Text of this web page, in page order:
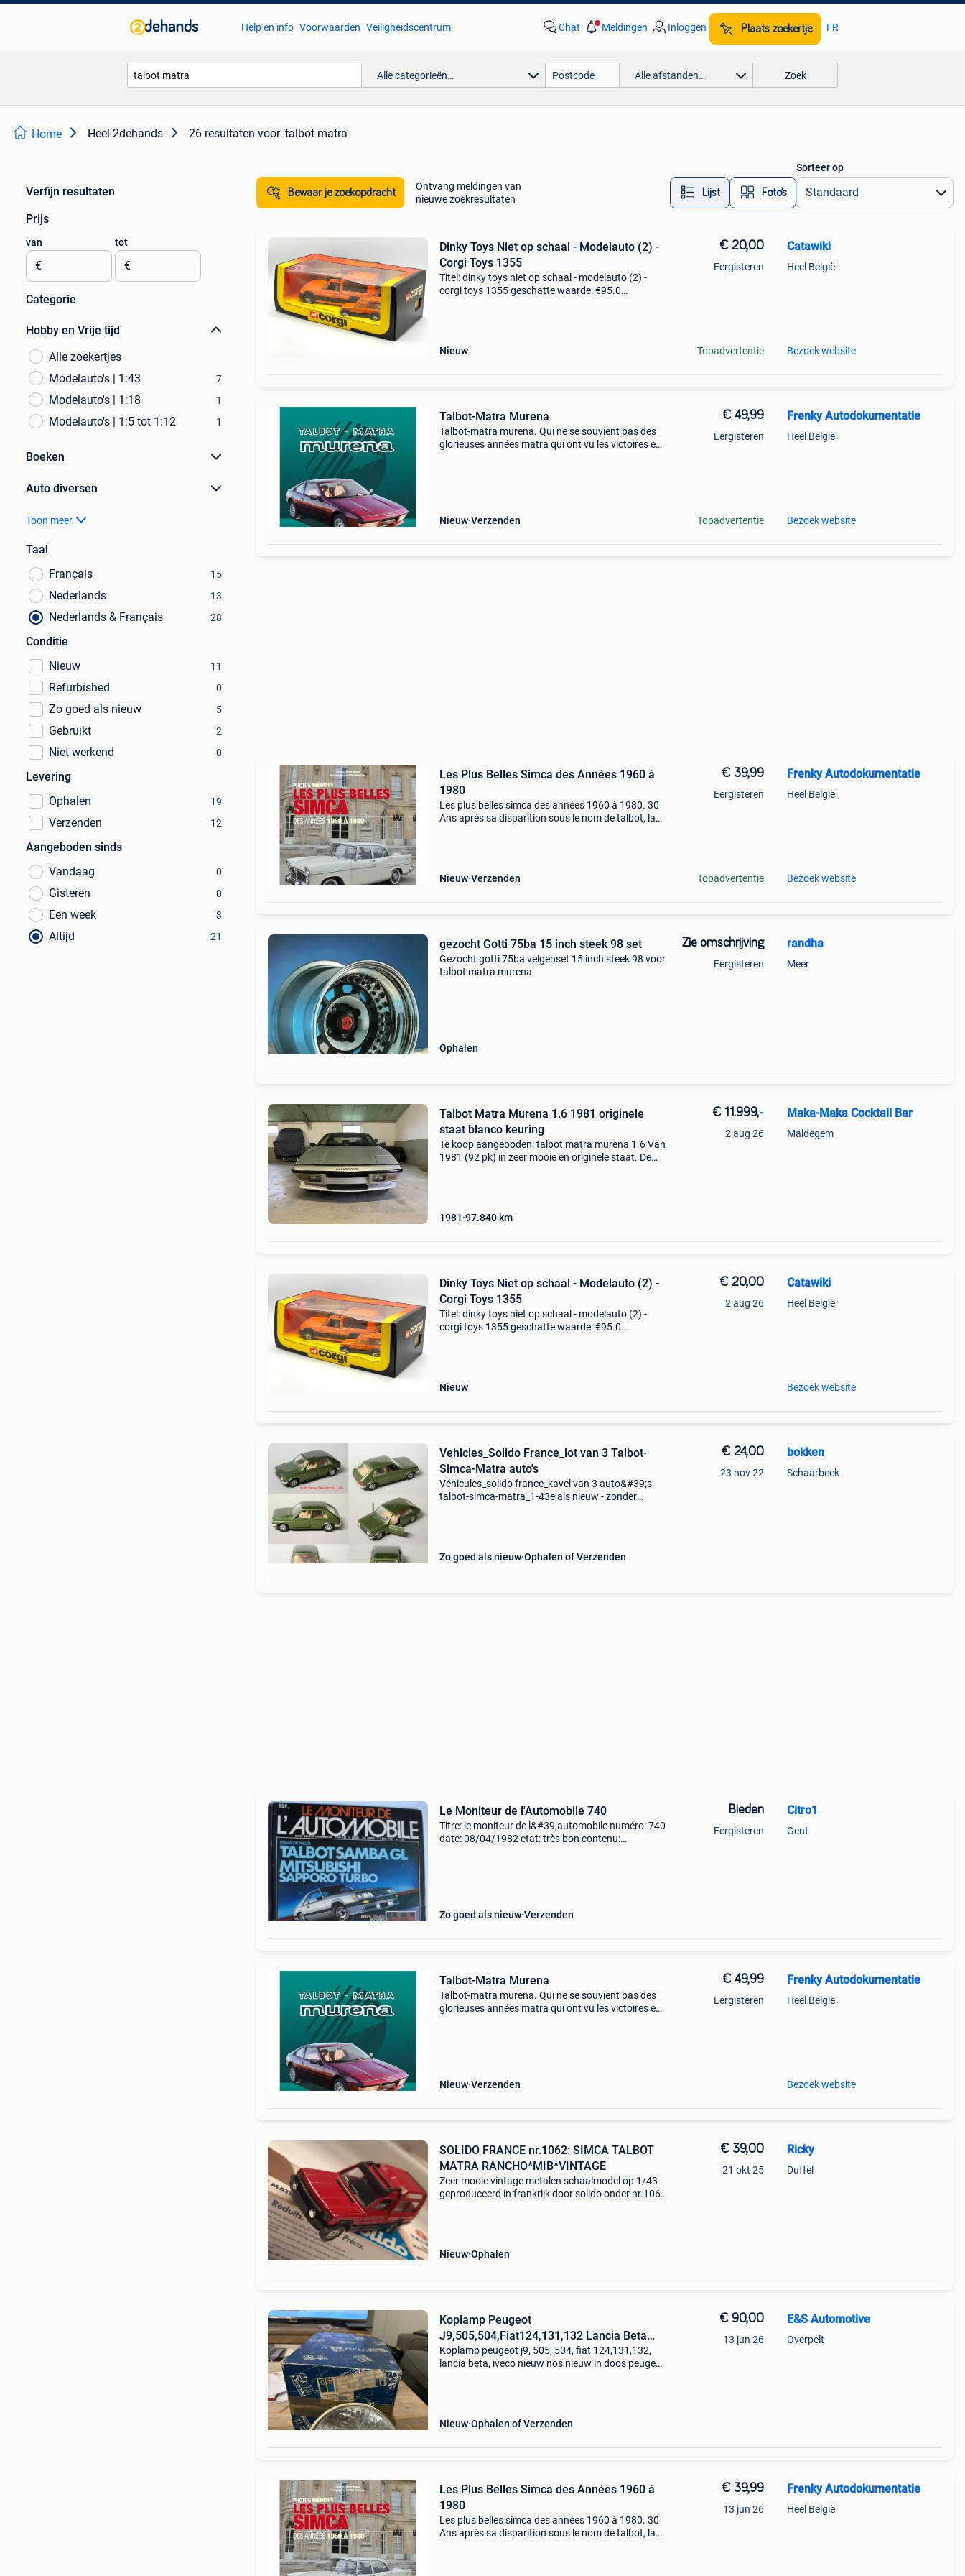
Help en info Voorwaarden Veiligheidscentrum Chat Meldingen Inloggen Plaats zoekertje FR
Alle categorieën… Alle afstanden… Zoek
Home Heel 2dehands 26 resultaten voor 'talbot matra'
Verfijn resultaten
Prijs
van
€
tot
€
Categorie
Hobby en Vrije tijd
Alle zoekertjes
Modelauto's | 1:43
7
Modelauto's | 1:18 1
Modelauto's | 1:5 tot 1:12 1
Boeken
Auto diversen
Toon meer
Taal
Français
15
Nederlands 13
Nederlands & Français 28
Conditie
Nieuw
11
Refurbished 0
Zo goed als nieuw 5
Gebruikt 2
Niet werkend 0
Levering
Ophalen
19
Verzenden 12
Aangeboden sinds
Vandaag
0
Gisteren 0
Een week 3
Altijd 21
Bewaar je zoekopdracht
Ontvang meldingen van
nieuwe zoekresultaten
Lijst Foto’s
Sorteer op
Dinky Toys Niet op schaal - Modelauto (2) -
Corgi Toys 1355
Titel: dinky toys niet op schaal - modelauto (2) -
corgi toys 1355 geschatte waarde: €95.0
Nieuw
€ 20,00
Eergisteren
Topadvertentie
Catawiki
Heel België
Bezoek website
Talbot-Matra Murena
Talbot-matra murena. Qui ne se souvient pas des
glorieuses années matra qui ont vu les victoires en
Nieuw Verzenden
€ 49,99
Eergisteren
Topadvertentie
Frenky Autodokumentatie
Heel België
Bezoek website
Les Plus Belles Simca des Années 1960 à
1980
Les plus belles simca des années 1960 à 1980. 30
Ans après sa disparition sous le nom de talbot, la
Nieuw Verzenden
€ 39,99
Eergisteren
Topadvertentie
Frenky Autodokumentatie
Heel België
Bezoek website
gezocht Gotti 75ba 15 inch steek 98 set
Gezocht gotti 75ba velgenset 15 inch steek 98 voor
talbot matra murena
Ophalen
Zie omschrijving
Eergisteren
randha
Meer
Talbot Matra Murena 1.6 1981 originele
staat blanco keuring
Te koop aangeboden: talbot matra murena 1.6 Van
1981 (92 pk) in zeer mooie en originele staat. De
1981 97.840 km
€ 11.999,-
2 aug 26
Maka-Maka Cocktail Bar
Maldegem
Dinky Toys Niet op schaal - Modelauto (2) -
Corgi Toys 1355
Titel: dinky toys niet op schaal - modelauto (2) -
corgi toys 1355 geschatte waarde: €95.0
Nieuw
€ 20,00
2 aug 26
Catawiki
Heel België
Bezoek website
Vehicles_Solido France_lot van 3 Talbot-
Simca-Matra auto's
Véhicules_solido france_kavel van 3 auto&#39;s
talbot-simca-matra_1-43e als nieuw - zonder
Zo goed als nieuw Ophalen of Verzenden
€ 24,00
23 nov 22
bokken
Schaarbeek
Le Moniteur de l'Automobile 740
Titre: le moniteur de l&#39;automobile numéro: 740
date: 08/04/1982 etat: très bon contenu:
Zo goed als nieuw Verzenden
Bieden
Eergisteren
Citro1
Gent
Talbot-Matra Murena
Talbot-matra murena. Qui ne se souvient pas des
glorieuses années matra qui ont vu les victoires en
Nieuw Verzenden
€ 49,99
Eergisteren
Frenky Autodokumentatie
Heel België
Bezoek website
SOLIDO FRANCE nr.1062: SIMCA TALBOT
MATRA RANCHO*MIB*VINTAGE
Zeer mooie vintage metalen schaalmodel op 1/43
geproduceerd in frankrijk door solido onder nr.1062
Nieuw Ophalen
€ 39,00
21 okt 25
Ricky
Duffel
Koplamp Peugeot
J9,505,504,Fiat124,131,132 Lancia Beta
Nieuw
Koplamp peugeot j9, 505, 504, fiat 124,131,132,
lancia beta, iveco nieuw nos nieuw in doos peugeot
Nieuw Ophalen of Verzenden
€ 90,00
13 jun 26
E&S Automotive
Overpelt
Les Plus Belles Simca des Années 1960 à
1980
Les plus belles simca des années 1960 à 1980. 30
Ans après sa disparition sous le nom de talbot, la
€ 39,99
13 jun 26
Frenky Autodokumentatie
Heel België